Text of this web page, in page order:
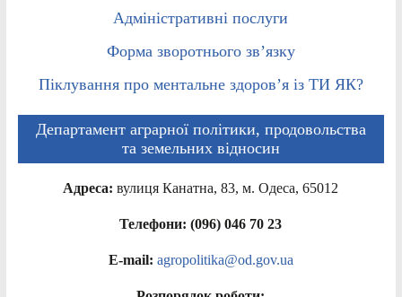
Адміністративні послуги
Форма зворотнього зв’язку
Піклування про ментальне здоров’я із ТИ ЯК?
Департамент аграрної політики, продовольства
та земельних відносин
Адреса: вулиця Канатна, 83, м. Одеса, 65012
Телефони: (096) 046 70 23
E-mail: agropolitika@od.gov.ua